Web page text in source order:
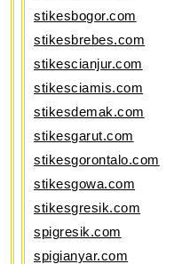
stikesbogor.com
stikesbrebes.com
stikescianjur.com
stikesciamis.com
stikesdemak.com
stikesgarut.com
stikesgorontalo.com
stikesgowa.com
stikesgresik.com
spigresik.com
spigianyar.com